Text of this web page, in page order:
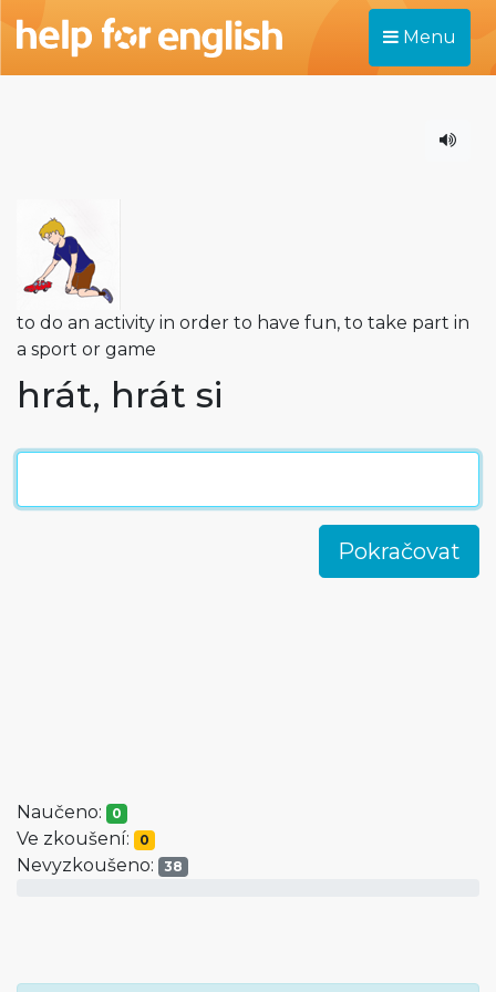
Menu
to do an activity in order to have fun, to take part in
a sport or game
hrát, hrát si
Naučeno: 0
Ve zkoušení: 0
Nevyzkoušeno: 38